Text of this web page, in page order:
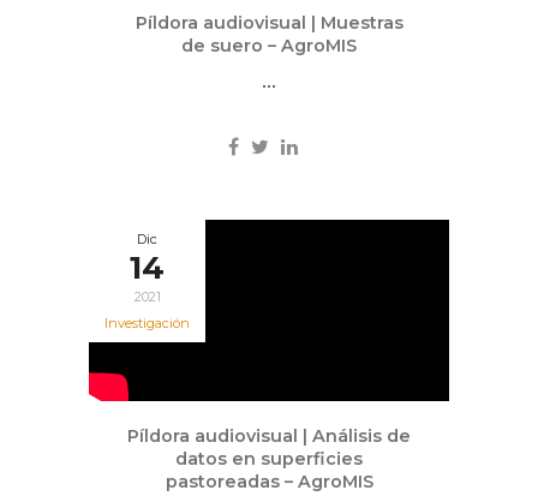
Píldora audiovisual | Muestras
de suero – AgroMIS
...
Dic
14
2021
Investigación
Píldora audiovisual | Análisis de
datos en superficies
pastoreadas – AgroMIS